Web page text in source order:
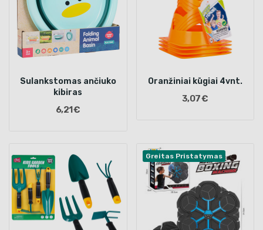
Sulankstomas ančiuko
kibiras
6,21 €
Oranžiniai kūgiai 4vnt.
3,07 €
Greitas Pristatymas